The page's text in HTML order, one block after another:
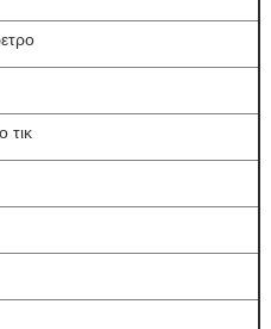
τικ